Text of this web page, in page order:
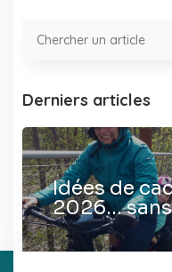
Derniers articles
Idées de
2026…